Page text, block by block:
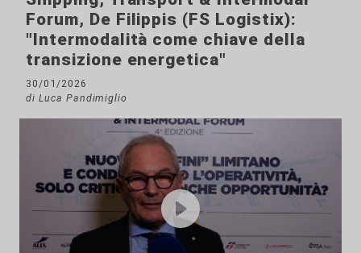
Forum, De Filippis (FS Logistix):
"Intermodalità come chiave della
transizione energetica"
30/01/2026
di Luca Pandimiglio